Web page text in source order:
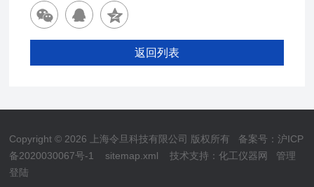
返回列表
Copyright © 2026 上海令旦科技有限公司 版权所有 备案号：沪ICP
备2020030067号-1
sitemap.xml 技术支持：化工仪器网
管理
登陆